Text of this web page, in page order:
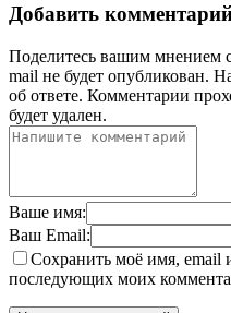
Добавить
Поделитесь вашим мнением
mail не будет опубликован.
об ответе. Комментарии
будет удален.
Ваше имя:
Ваш Email:
Сохранить моё имя, email
последующих моих